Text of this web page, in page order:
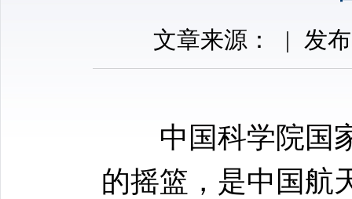
文章来源： | 发
中国科学院国家
的摇篮，是中国航